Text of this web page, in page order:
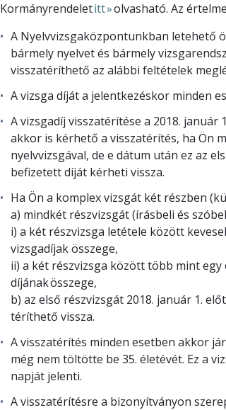
Kormányrendeletitt »olvasható. Az
A Nyelvvizsgaközpontunkban letehető
bármely nyelvet és bármely
visszatéríthető az alábbi feltételek
A vizsga díját a jelentkezéskor minden
A vizsgadíj visszatérítése a 2018.
akkor is kérhető a visszatérítés, ha Ön
nyelvvizsgával, de e dátum után ez az
befizetett díját kérheti vissza.
Ha Ön a komplex vizsgát két részben
a) mindkét részvizsgát (írásbeli és
i) a két részvizsga letétele között
vizsgadíjak összege,
ii) a két részvizsga között több mint
díjának összege,
b) az első részvizsgát 2018. január 1.
téríthető vissza.
A visszatérítés minden esetben akkor
még nem töltötte be 35. életévét. Ez a
napját jelenti.
A visszatérítésre a bizonyítványon